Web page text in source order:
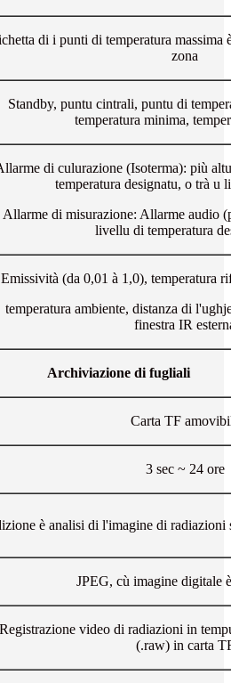
di i punti di temperatura massima
zona
Standby, puntu cintrali, puntu di
temperatura minima,
di culurazione (Isoterma): più
temperatura designatu, o trà u
Allarme di misurazione: Allarme audio
livellu di temperatura
Emissività (da 0,01 à 1,0), temperatura
temperatura ambiente, distanza di
finestra IR
Archiviazione di fugliali
Carta TF
3 sec ~ 24 ore
è analisi di l'imagine di radiazioni
JPEG, cù imagine digitale
Registrazione video di radiazioni in
(.raw) in carta